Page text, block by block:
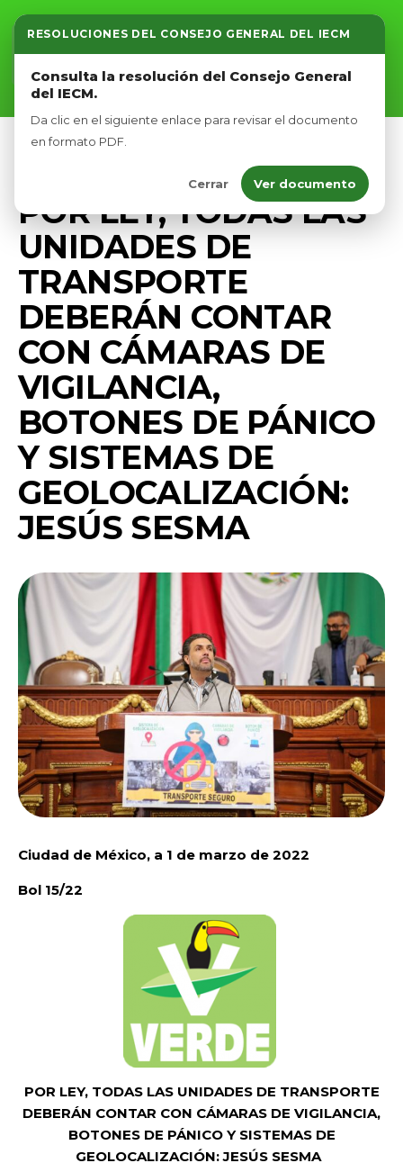
RESOLUCIONES DEL CONSEJO GENERAL DEL IECM
Consulta la resolución del Consejo General
del IECM.
Da clic en el siguiente enlace para revisar el documento
en formato PDF.
Cerrar Ver documento
Inicio
Nosotros
Afíliate
POR LEY, TODAS LAS
UNIDADES DE
TRANSPORTE
DEBERÁN CONTAR
CON CÁMARAS DE
VIGILANCIA,
BOTONES DE PÁNICO
Y SISTEMAS DE
GEOLOCALIZACIÓN:
JESÚS SESMA
Ciudad de México, a 1 de marzo de 2022
Bol 15/22
POR LEY, TODAS LAS UNIDADES DE TRANSPORTE
DEBERÁN CONTAR CON CÁMARAS DE VIGILANCIA,
BOTONES DE PÁNICO Y SISTEMAS DE
GEOLOCALIZACIÓN: JESÚS SESMA